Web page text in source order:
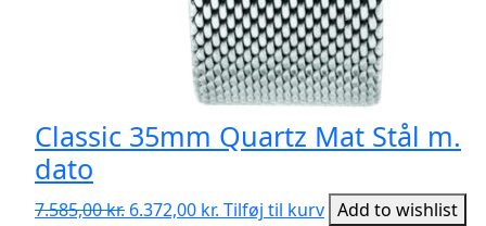
Classic 35mm Quartz Mat Stål m.
dato
7.585,00kr. Den
6.372,00 kr. Den
Tilføj til kurv Add to wishlist